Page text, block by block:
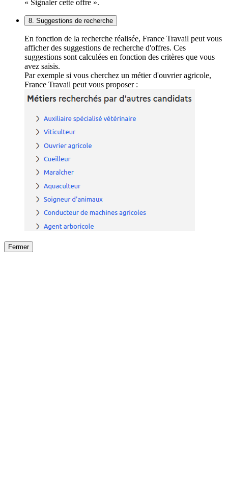
« Signaler cette offre ».
8. Suggestions de recherche
En fonction de la recherche réalisée, France Travail peut vous
afficher des suggestions de recherche d'offres. Ces
suggestions sont calculées en fonction des critères que vous
avez saisis.
Par exemple si vous cherchez un métier d'ouvrier agricole,
France Travail peut vous proposer :
Fermer